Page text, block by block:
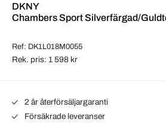
DKNY
Chambers Sport Silverfärgad/
Ref: DK1L018M0055
Rek. pris: 1 598 kr
2 år återförsäljargaranti
Försäkrade leveranser